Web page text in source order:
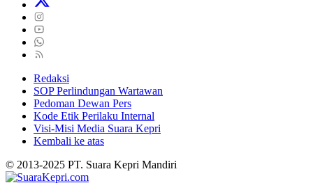
Redaksi
SOP Perlindungan Wartawan
Pedoman Dewan Pers
Kode Etik Perilaku Internal
Visi-Misi Media Suara Kepri
Kembali ke atas
© 2013-2025 PT. Suara Kepri Mandiri